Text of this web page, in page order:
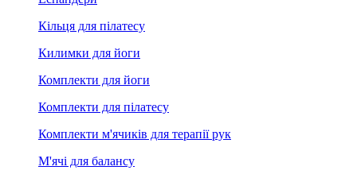
Кільця для пілатесу
Килимки для йоги
Комплекти для йоги
Комплекти для пілатесу
Комплекти м'ячиків для терапії рук
М'ячі для балансу